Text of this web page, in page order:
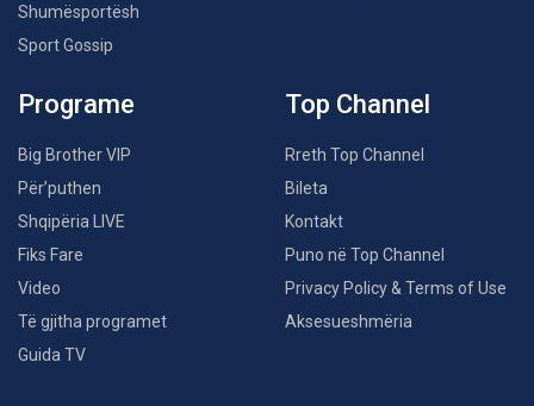
Shumësportësh
Sport Gossip
Programe
Big Brother VIP
Për’puthen
Shqipëria LIVE
Fiks Fare
Video
Të gjitha programet
Guida TV
Top Channel
Rreth Top Channel
Bileta
Kontakt
Puno në Top Channel
Privacy Policy & Terms of Use
Aksesueshmëria